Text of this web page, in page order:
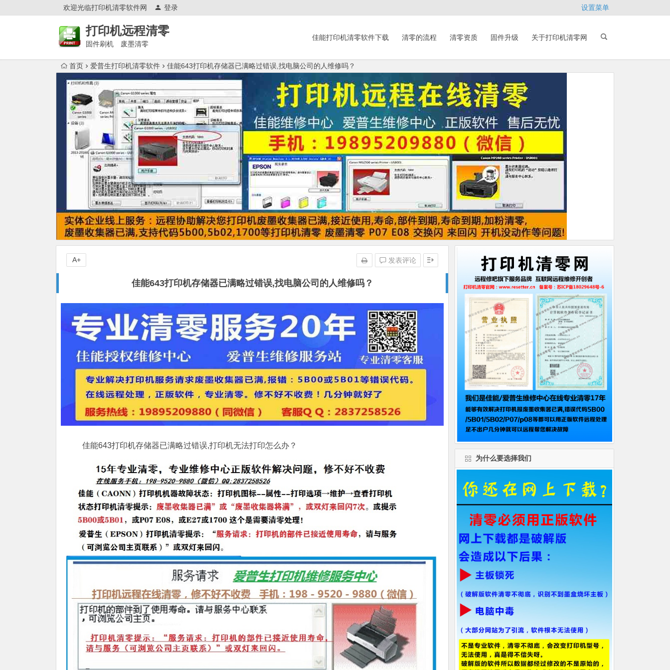
欢迎光临打印机清零软件网 登录 设置菜单
打印机远程清零
固件刷机 废墨清零
佳能打印机清零软件下载 清零的流程 清零资质 固件升级 关于打印机清零网
首页 爱普生打印机清零软件 佳能643打印机存储器已满略过错误,找电脑公司的人维修吗？
佳能643打印机存储器已满略过错误,找电脑公司的人维修吗？
发表评论
A+
佳能643打印机存储器已满略过错误,打印机无法打印怎么办？
为什么要选择我们